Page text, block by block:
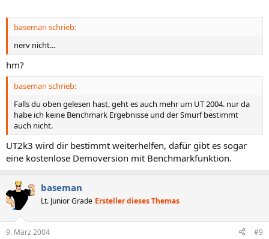
baseman schrieb:
nerv nicht...
hm?
baseman schrieb:
Falls du oben gelesen hast, geht es auch mehr um UT 2004. nur da
habe ich keine Benchmark Ergebnisse und der Smurf bestimmt
auch nicht.
UT2k3 wird dir bestimmt weiterhelfen, dafür gibt es sogar
eine kostenlose Demoversion mit Benchmarkfunktion.
baseman
Lt. Junior Grade Ersteller dieses Themas
9. März 2004 #9